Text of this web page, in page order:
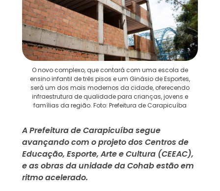
O novo complexo, que contará com uma escola de
ensino infantil de três pisos e um Ginásio de Esportes,
será um dos mais modernos da cidade, oferecendo
infraestrutura de qualidade para crianças, jovens e
famílias da região. Foto: Prefeitura de Carapicuíba
A Prefeitura de Carapicuíba segue
avançando com o projeto dos Centros de
Educação, Esporte, Arte e Cultura (CEEAC),
e as obras da unidade da Cohab estão em
ritmo acelerado.